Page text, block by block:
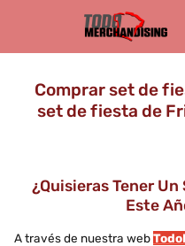
Comprar set de
set de fiesta de
¿Quisieras Tener
Este
A través de nuestra web